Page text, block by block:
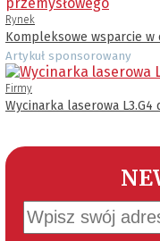
Rynek
Kompleksowe wsparcie w
Artykuł sponsorowany
Firmy
Wycinarka laserowa L3.G4